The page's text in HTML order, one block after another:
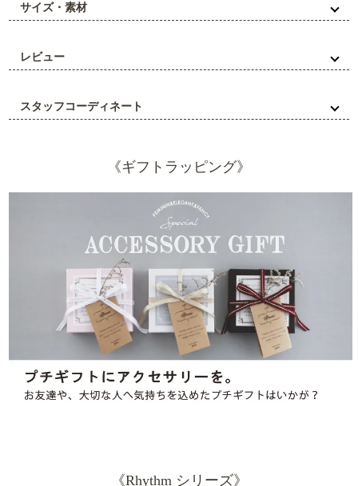
サイズ・素材
レビュー
スタッフコーディネート
《ギフトラッピング》
《Rhythm シリーズ》